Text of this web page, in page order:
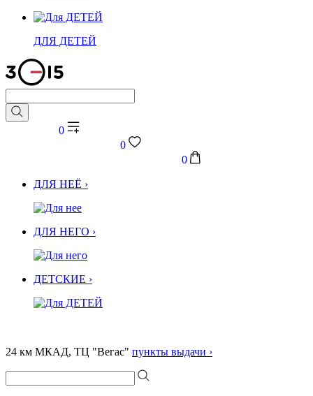
ДЛЯ ДЕТЕЙ
0
0
0
ДЛЯ НЕЁ ›
ДЛЯ НЕГО ›
ДЕТСКИЕ ›
24 км МКАД, ТЦ "Вегас" пункты выдачи ›